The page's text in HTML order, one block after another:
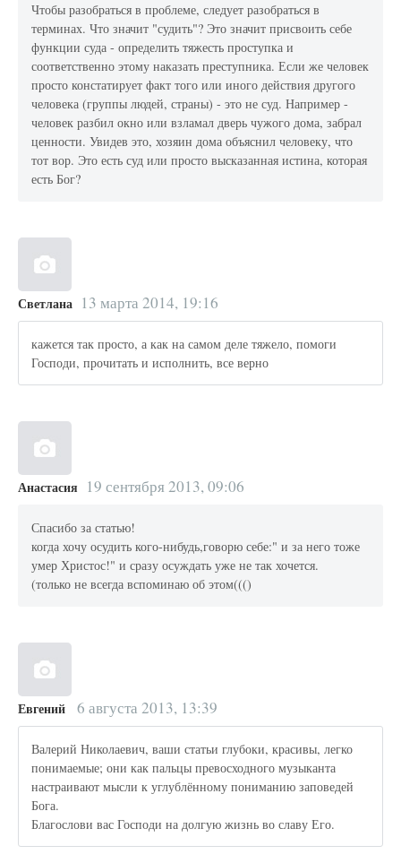
Чтобы разобраться в проблеме, следует разобраться в
терминах. Что значит "судить"? Это значит присвоить себе
функции суда - определить тяжесть проступка и
соответственно этому наказать преступника. Если же человек
просто констатирует факт того или иного действия другого
человека (группы людей, страны) - это не суд. Например -
человек разбил окно или взламал дверь чужого дома, забрал
ценности. Увидев это, хозяин дома объяснил человеку, что
тот вор. Это есть суд или просто высказанная истина, которая
есть Бог?
Светлана 13 марта 2014, 19:16
кажется так просто, а как на самом деле тяжело, помоги
Господи, прочитать и исполнить, все верно
Анастасия 19 сентября 2013, 09:06
Спасибо за статью!
когда хочу осудить кого-нибудь,говорю себе:" и за него тоже
умер Христос!" и сразу осуждать уже не так хочется.
(только не всегда вспоминаю об этом((()
Евгений 6 августа 2013, 13:39
Валерий Николаевич, ваши статьи глубоки, красивы, легко
понимаемые; они как пальцы превосходного музыканта
настраивают мысли к углублённому пониманию заповедей
Бога.
Благослови вас Господи на долгую жизнь во славу Его.